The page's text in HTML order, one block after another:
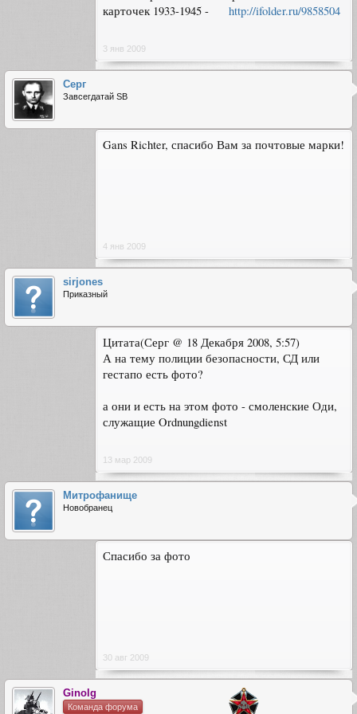
карточек 1933-1945 -
http://ifolder.ru/9858504
3 янв 2009
Серг
Завсегдатай SB
Gans Richter, спасибо Вам за почтовые марки!
4 янв 2009
sirjones
Приказный
Цитата(Серг @ 18 Декабря 2008, 5:57)
А на тему полиции безопасности, СД или
гестапо есть фото?
а они и есть на этом фото - смоленские Оди,
служащие Ordnungdienst
13 мар 2009
Митрофанище
Новобранец
Спасибо за фото
30 авг 2009
Ginolg
Команда форума